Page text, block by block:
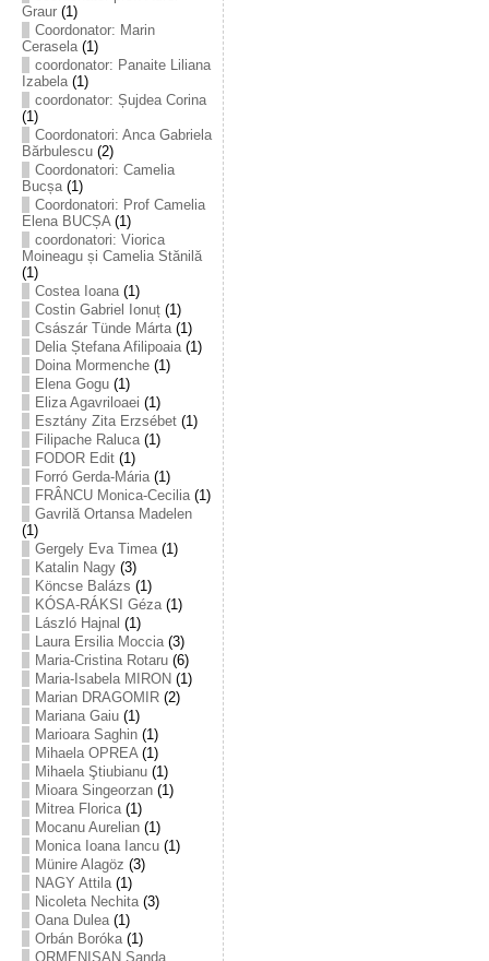
Graur(1)
Coordonator: Marin
Cerasela(1)
coordonator: Panaite Liliana
Izabela(1)
coordonator: Șujdea Corina
(1)
Coordonatori: Anca Gabriela
Bărbulescu(2)
Coordonatori: Camelia
Bucșa(1)
Coordonatori: Prof Camelia
Elena BUCȘA(1)
coordonatori: Viorica
Moineagu și Camelia Stănilă
(1)
Costea Ioana(1)
Costin Gabriel Ionuț(1)
Császár Tünde Márta(1)
Delia Ștefana Afilipoaia(1)
Doina Mormenche(1)
Elena Gogu(1)
Eliza Agavriloaei (1)
Esztány Zita Erzsébet(1)
Filipache Raluca(1)
FODOR Edit(1)
Forró Gerda-Mária(1)
FRÂNCU Monica-Cecilia(1)
Gavrilă Ortansa Madelen
(1)
Gergely Eva Timea(1)
Katalin Nagy(3)
Köncse Balázs (1)
KÓSA-RÁKSI Géza(1)
László Hajnal (1)
Laura Ersilia Moccia(3)
Maria-Cristina Rotaru(6)
Maria-Isabela MIRON (1)
Marian DRAGOMIR(2)
Mariana Gaiu(1)
Marioara Saghin(1)
Mihaela OPREA(1)
Mihaela Ştiubianu(1)
Mioara Singeorzan(1)
Mitrea Florica(1)
Mocanu Aurelian(1)
Monica Ioana Iancu(1)
Münire Alagöz (3)
NAGY Attila(1)
Nicoleta Nechita(3)
Oana Dulea(1)
Orbán Boróka(1)
ORMENIȘAN Sanda